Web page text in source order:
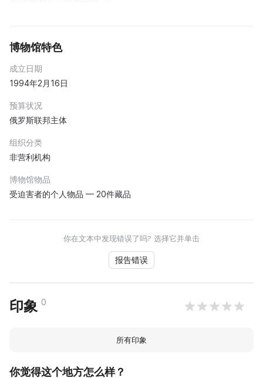
博物馆特色
成立日期
1994年2月16日
预算状况
俄罗斯联邦主体
组织分类
非营利机构
博物馆物品
受迫害者的个人物品 — 20件藏品
你在文本中发现错误了吗? 选择它并单击
报告错误
印象 0
所有印象
你觉得这个地方怎么样？